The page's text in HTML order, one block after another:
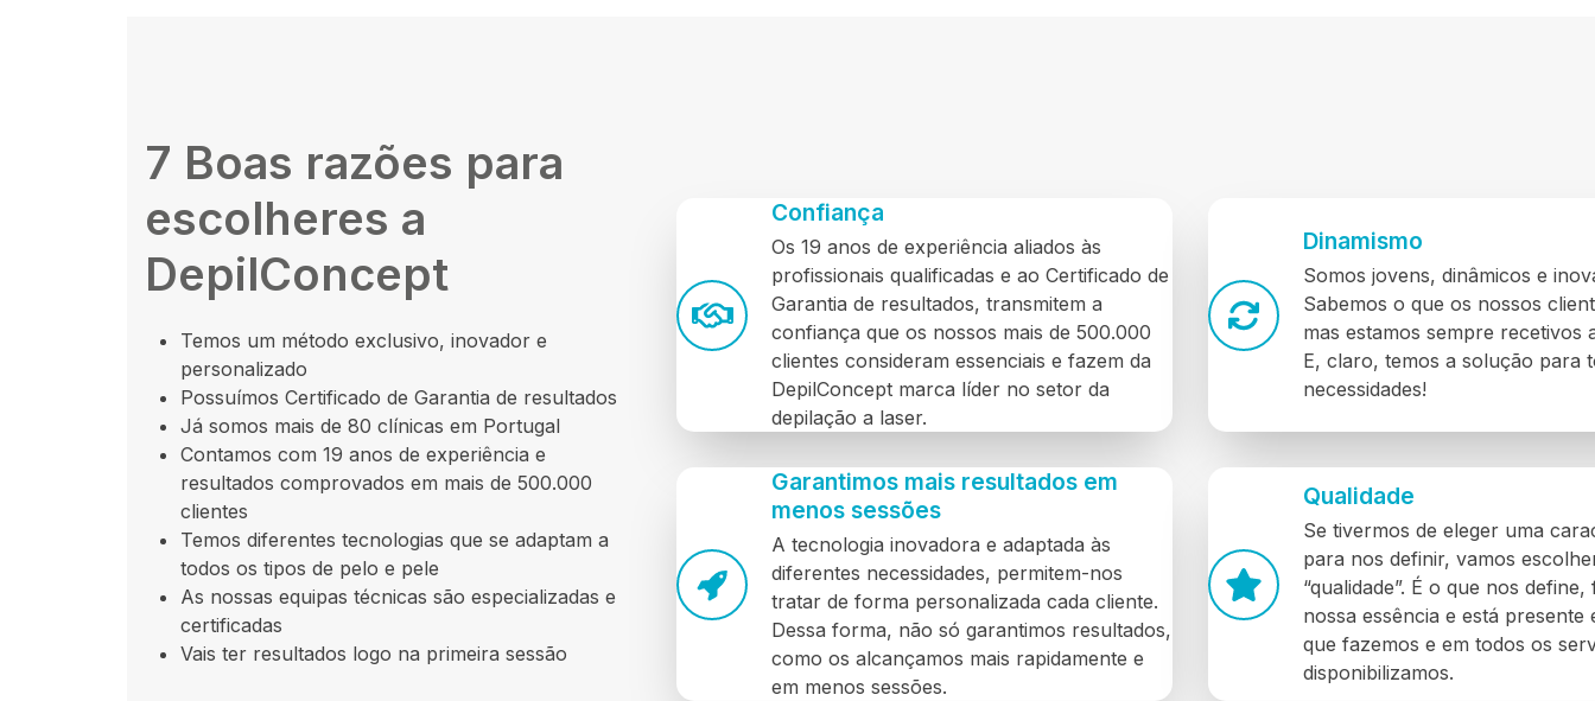
7 Boas razões para
escolheres a
DepilConcept
Temos um método exclusivo, inovador e
personalizado
Possuímos Certificado de Garantia de resultados
Já somos mais de 80 clínicas em Portugal
Contamos com 19 anos de experiência e
resultados comprovados em mais de 500.000
clientes
Temos diferentes tecnologias que se adaptam a
todos os tipos de pelo e pele
As nossas equipas técnicas são especializadas e
certificadas
Vais ter resultados logo na primeira sessão
Confiança
Os 19 anos de experiência aliados às
profissionais qualificadas e ao Certificado de
Garantia de resultados, transmitem a
confiança que os nossos mais de 500.000
clientes consideram essenciais e fazem da
DepilConcept marca líder no setor da
depilação a laser.
Dinamismo
Somos jovens, dinâmicos e
Sabemos o que os nossos
mas estamos sempre recetivos
E, claro, temos a solução para
necessidades!
Garantimos mais resultados em
menos sessões
A tecnologia inovadora e adaptada às
diferentes necessidades, permitem-nos
tratar de forma personalizada cada cliente.
Dessa forma, não só garantimos resultados,
como os alcançamos mais rapidamente e
em menos sessões.
Qualidade
Se tivermos de eleger uma
para nos definir, vamos
“qualidade”. É o que nos
nossa essência e está presente
que fazemos e em todos os
disponibilizamos.